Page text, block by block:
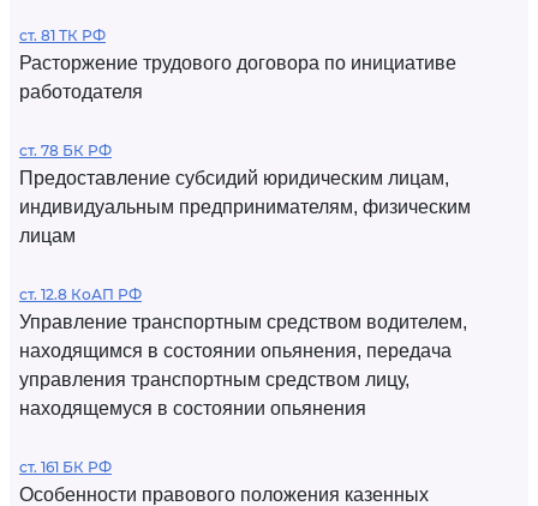
ст. 81 ТК РФ
Расторжение трудового договора по инициативе
работодателя
ст. 78 БК РФ
Предоставление субсидий юридическим лицам,
индивидуальным предпринимателям, физическим
лицам
ст. 12.8 КоАП РФ
Управление транспортным средством водителем,
находящимся в состоянии опьянения, передача
управления транспортным средством лицу,
находящемуся в состоянии опьянения
ст. 161 БК РФ
Особенности правового положения казенных